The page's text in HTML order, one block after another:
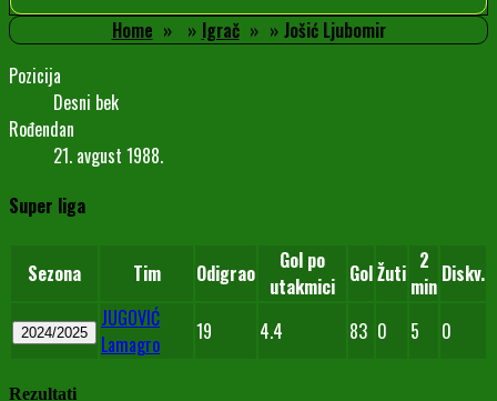
Home Igrač
Jošić Ljubomir
Pozicija
Desni bek
Rođendan
21. avgust 1988.
Super liga
Sezona Tim Odigrao
Gol po
utakmici GolŽuti 2
min Diskv.
2024/2025
JUGOVIĆ
Lamagro
19 4.4 83 0 5 0
Rezultati